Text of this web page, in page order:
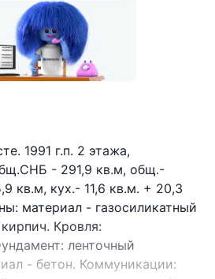
1991 г.п. 2 этажа,
- 291,9 кв.м, общ.-
кв.м, кух.- 11,6 кв.м. + 20,3
материал - газосиликатный
Кровля:
ленточный
- бетон. Коммуникации: